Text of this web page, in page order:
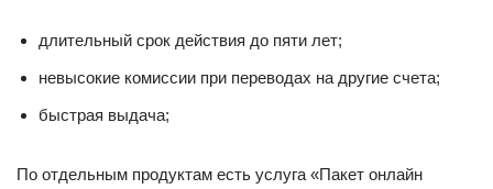
длительный срок действия до пяти лет;
невысокие комиссии при переводах на другие счета;
быстрая выдача;
По отдельным продуктам есть услуга «Пакет онлайн